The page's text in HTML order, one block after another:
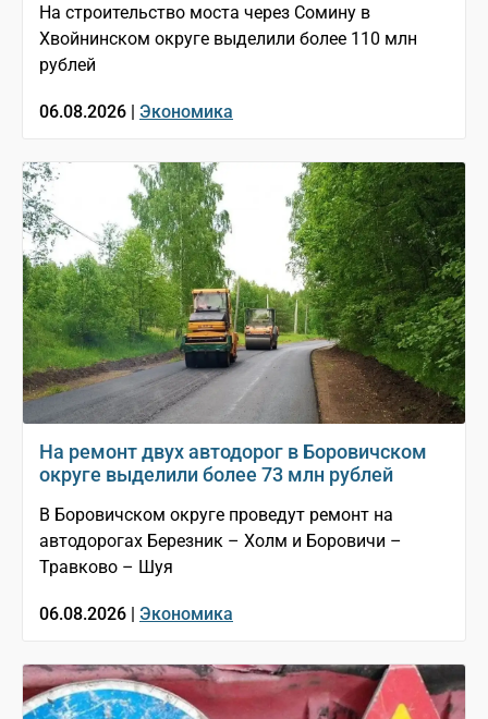
На строительство моста через Сомину в
Хвойнинском округе выделили более 110 млн
рублей
06.08.2026 | Экономика
На ремонт двух автодорог в Боровичском
округе выделили более 73 млн рублей
В Боровичском округе проведут ремонт на
автодорогах Березник – Холм и Боровичи –
Травково – Шуя
06.08.2026 | Экономика